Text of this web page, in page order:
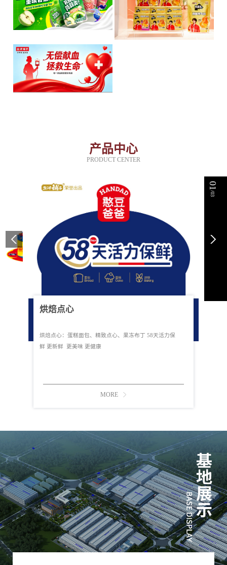
产品中心
PRODUCT CENTER
烘焙点心
烘焙点心：蛋糕面包、精致点心、果冻布丁 58天活力保
鲜 更新鲜 更美味 更健康
MORE
01
/03